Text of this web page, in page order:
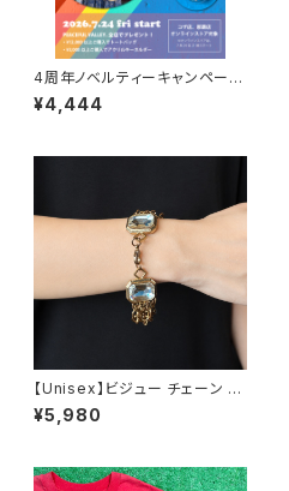
4周年ノベルティーキャンペーン
開催中！
¥4,444
【Unisex】ビジュー チェーン ブ
レスレット / 古着 アクセサリー
N0737
¥5,980